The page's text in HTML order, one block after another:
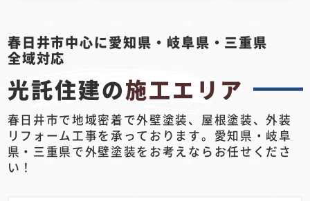
春日井市中心に愛知県・岐阜県・三重県
全域対応
光託住建の施工エリア
春日井市で地域密着で外壁塗装、屋根塗装、外装
リフォーム工事を承っております。愛知県・岐阜
県・三重県で外壁塗装をお考えならお任せくださ
い！